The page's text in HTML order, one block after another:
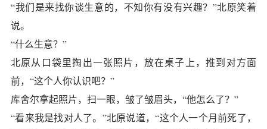
“我们是来找你谈生意的，不知你有没有兴趣？”北原笑着
说。
“什么生意？”
北原从口袋里掏出一张照片，放在桌子上，推到对方面
前，“这个人你认识吧？”
库舍尔拿起照片，扫一眼，皱了皱眉头，“他怎么了？”
“看来我是找对人了。”北原说道，“这个人一个月前死了，